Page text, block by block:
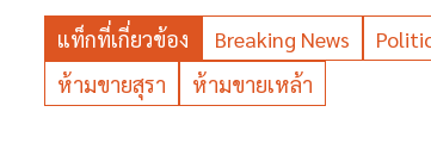
แท็กที่เกี่ยวข้อง Breaking News
ห้ามขายสุรา
ห้ามขายเหล้า